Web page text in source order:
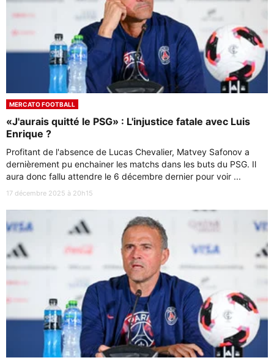
MERCATO FOOTBALL
«J'aurais quitté le PSG» : L'injustice fatale avec Luis
Enrique ?
Profitant de l'absence de Lucas Chevalier, Matvey Safonov a
dernièrement pu enchainer les matchs dans les buts du PSG. Il
aura donc fallu attendre le 6 décembre dernier pour voir ...
17 décembre 2025 à 20h15